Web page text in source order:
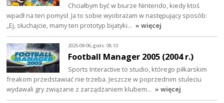
Chciałbym być w biurze Nintendo, kiedy ktoś
wpadł na ten pomysł. Ja to sobie wyobrażam w następujący sposób:
„Ej, słuchajcie, mamy ten prototyp bijatyki… » więcej
2025-09-06, godz. 08:10
Football Manager 2005 (2004 r.)
Sports Interactive to studio, którego piłkarskim
freakom przedstawiać nie trzeba. Jeszcze w poprzednim stuleciu
wydawali gry związane z zarządzaniem klubem… » więcej